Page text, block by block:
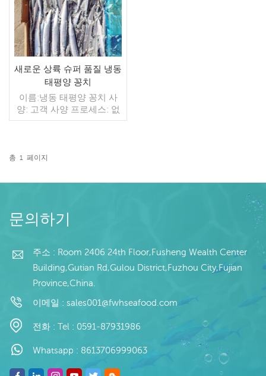
새로운 상륙 슈퍼 품질 냉동
태평양 꽁치
이름:냉동 태평양 꽁치 사
양: 고객 사양 프로세스: 없
음 유약: BQF 40%(맞춤형)
매/수출 최소. 주문: 20피트
너 지불: 보자마자 TT / С확
원산지: 중국 브랜드: 푸 왕
행
총 1 페이지
문의하기
주소 : Room 2406 24th Floor,Fusheng Wealth Center
Building,Gutian Rd,Gulou District,Fuzhou City,Fujian
Province,China.
이메일 : sales001@fwhseafood.com
전화 : Tel : 0591-87931986
Whatsapp : 8613706999063